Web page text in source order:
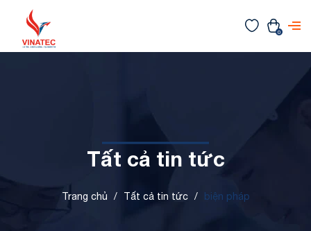
0
Tất cả tin tức
Trang chủ / Tất cả tin tức / biện pháp